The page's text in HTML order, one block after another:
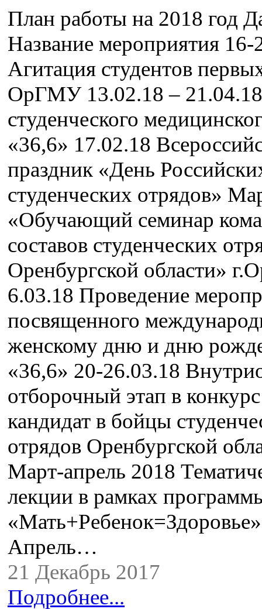
План работы на 2018 год
Название мероприятия 16-
Агитация студентов
ОрГМУ 13.02.18 –
студенческого
«36,6» 17.02.18
праздник «День
студенческих отрядов»
«Обучающий семинар
составов студенческих
Оренбургской области»
6.03.18 Проведение
посвященного
женскому дню и дню
«36,6» 20-26.03.18
отборочный этап в
кандидат в бойцы
отрядов Оренбургской
Март-апрель 2018
лекции в рамках
«Мать+Ребенок=Здоровье»
Апрель…
21 Декабрь 2017
Подробнее...